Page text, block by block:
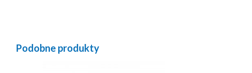
Podobne produkty